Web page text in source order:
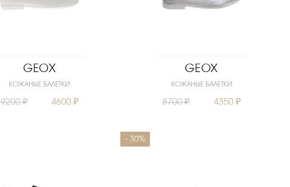
GEOX
КОЖАНЫЕ БАЛЕТКИ
9200 ₽ 4600 ₽
GEOX
КОЖАНЫЕ БАЛЕТКИ
8700 ₽ 4350 ₽
- 30%